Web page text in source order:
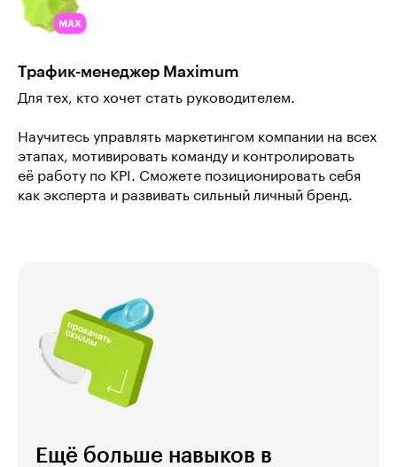
Трафик-менеджер Maximum
Для тех, кто хочет стать руководителем.
Научитесь управлять маркетингом компании на всех
этапах, мотивировать команду и контролировать
её работу по KPI. Сможете позиционировать себя
как эксперта и развивать сильный личный бренд.
Ещё больше навыков в